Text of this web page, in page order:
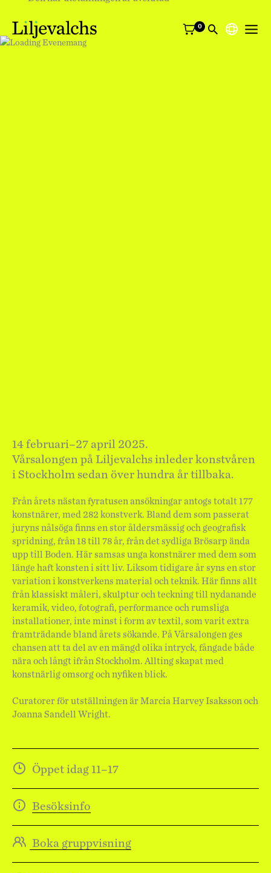
Välj
14 februari–27 april 2025.
Vårsalongen på Liljevalchs inleder konstvåren
i Stockholm sedan över hundra år tillbaka.
Från årets nästan fyratusen ansökningar antogs totalt 177
konstnärer, med 282 konstverk. Bland dem som passerat
juryns nålsöga finns en stor åldersmässig och geografisk
spridning, från 18 till 78 år, från det sydliga Brösarp ända
upp till Boden. Här samsas unga konstnärer med dem som
länge haft konsten i sitt liv. Liksom tidigare år syns en stor
variation i konstverkens material och teknik. Här finns allt
från klassiskt måleri, skulptur och teckning till nydanande
keramik, video, fotografi, performance och rumsliga
installationer, inte minst i form av textil, som varit extra
framträdande bland årets sökande. På Vårsalongen ges
chansen att ta del av en mängd olika intryck, fångade både
nära och långt ifrån Stockholm. Allting skapat med
konstnärlig omsorg och nyfiken blick.
Curatorer för utställningen är Marcia Harvey Isaksson och
Joanna Sandell Wright.
Öppet idag 11–17
Besöksinfo
Boka gruppvisning